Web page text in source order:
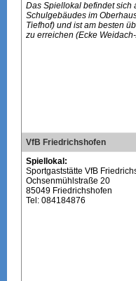
Das Spiellokal befindet sich
Schulgebäudes im
Tiefhof) und ist am besten
zu erreichen (Ecke
VfB Friedrichshofen
Spiellokal:
Sportgaststätte VfB
Ochsenmühlstraße 20
85049 Friedrichshofen
Tel: 084184876